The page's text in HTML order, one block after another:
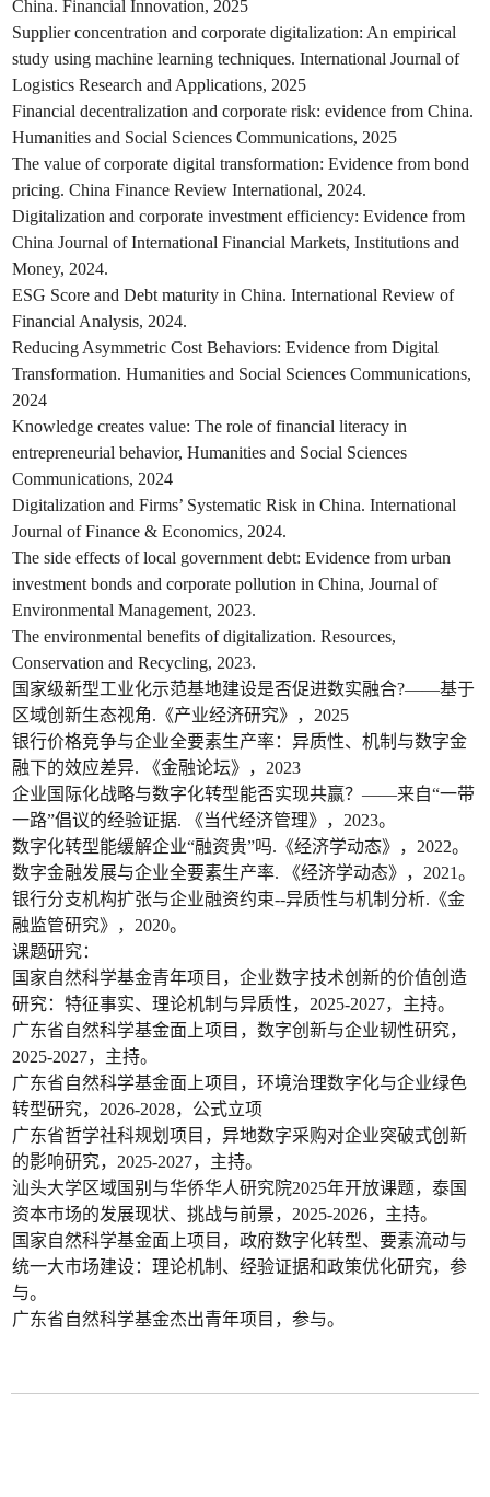
China. Financial Innovation, 2025
Supplier concentration and corporate digitalization: An empirical
study using machine learning techniques. International Journal of
Logistics Research and Applications, 2025
Financial decentralization and corporate risk: evidence from China.
Humanities and Social Sciences Communications, 2025
The value of corporate digital transformation: Evidence from bond
pricing. China Finance Review International, 2024.
Digitalization and corporate investment efficiency: Evidence from
China Journal of International Financial Markets, Institutions and
Money, 2024.
ESG Score and Debt maturity in China. International Review of
Financial Analysis, 2024.
Reducing Asymmetric Cost Behaviors: Evidence from Digital
Transformation. Humanities and Social Sciences Communications,
2024
Knowledge creates value: The role of financial literacy in
entrepreneurial behavior, Humanities and Social Sciences
Communications, 2024
Digitalization and Firms’ Systematic Risk in China. International
Journal of Finance & Economics, 2024.
The side effects of local government debt: Evidence from urban
investment bonds and corporate pollution in China, Journal of
Environmental Management, 2023.
The environmental benefits of digitalization. Resources,
Conservation and Recycling, 2023.
国家级新型工业化示范基地建设是否促进数实融合?——基于
区域创新生态视角.《产业经济研究》，2025
银行价格竞争与企业全要素生产率：异质性、机制与数字金
融下的效应差异. 《金融论坛》，2023
企业国际化战略与数字化转型能否实现共赢？——来自“一带
一路”倡议的经验证据. 《当代经济管理》，2023。
数字化转型能缓解企业“融资贵”吗.《经济学动态》，2022。
数字金融发展与企业全要素生产率. 《经济学动态》，2021。
银行分支机构扩张与企业融资约束--异质性与机制分析.《金
融监管研究》，2020。
课题研究：
国家自然科学基金青年项目，企业数字技术创新的价值创造
研究：特征事实、理论机制与异质性，2025-2027，主持。
广东省自然科学基金面上项目，数字创新与企业韧性研究，
2025-2027，主持。
广东省自然科学基金面上项目，环境治理数字化与企业绿色
转型研究，2026-2028，公式立项
广东省哲学社科规划项目，异地数字采购对企业突破式创新
的影响研究，2025-2027，主持。
汕头大学区域国别与华侨华人研究院2025年开放课题，泰国
资本市场的发展现状、挑战与前景，2025-2026，主持。
国家自然科学基金面上项目，政府数字化转型、要素流动与
统一大市场建设：理论机制、经验证据和政策优化研究，参
与。
广东省自然科学基金杰出青年项目，参与。